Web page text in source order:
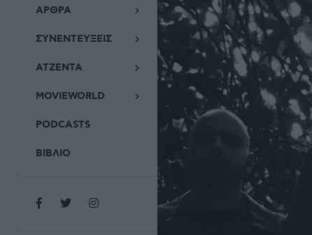
ΑΡΘΡΑ
ΣΥΝΕΝΤΕΥΞΕΙΣ
ΑΤΖΕΝΤΑ
MOVIEWORLD
PODCASTS
ΒΙΒΛΙΟ